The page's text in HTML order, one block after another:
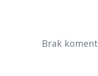
Brak